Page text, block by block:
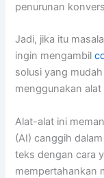
penurunan
Jadi, jika itu
ingin mengambil
solusi yang
menggunakan alat
Alat-alat ini
(AI) canggih
teks dengan cara
mempertahankan